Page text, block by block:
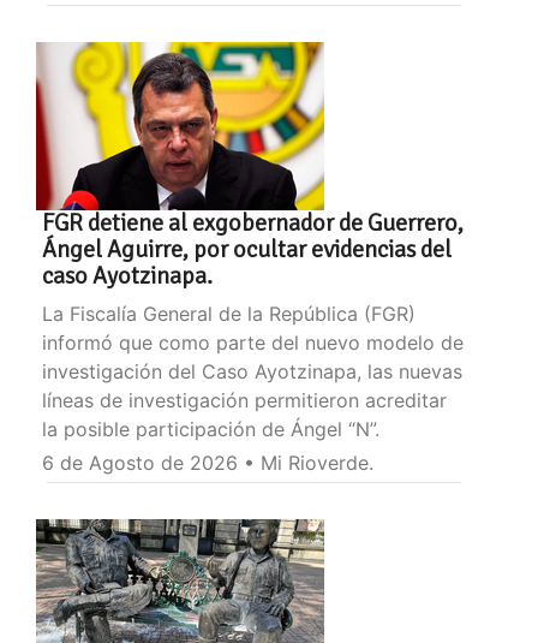
FGR detiene al exgobernador de Guerrero,
Ángel Aguirre, por ocultar evidencias del
caso Ayotzinapa.
La Fiscalía General de la República (FGR)
informó que como parte del nuevo modelo de
investigación del Caso Ayotzinapa, las nuevas
líneas de investigación permitieron acreditar
la posible participación de Ángel “N”.
6 de Agosto de 2026 • Mi Rioverde.